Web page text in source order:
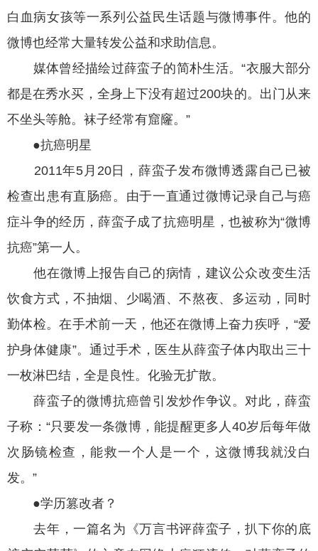
白血病女孩等一系列公益民生话题与微博事件。他的
微博也经常大量转发公益和求助信息。
媒体曾经描绘过薛蛮子的简朴生活。“衣服大部分
都是在秀水买，全身上下没有超过200块的。出门从来
不坐头等舱。袜子经常有窟窿。”
●抗癌明星
2011年5月20日，薛蛮子发布微博透露自己已被
检查出患有直肠癌。由于一直通过微博记录自己与癌
症斗争的经历，薛蛮子成了抗癌明星，也被称为“微博
抗癌”第一人。
他在微博上报告自己的病情，建议公众改变生活
饮食方式，不抽烟、少喝酒、不熬夜、多运动，同时
勤体检。在手术前一天，他还在微博上奋力疾呼，“爱
护身体健康”。通过手术，医生从薛蛮子体内取出三十
一枚淋巴结，全是良性。化验无扩散。
薛蛮子的微博抗癌曾引发炒作争议。对此，薛蛮
子称：“只要发一条微博，能提醒更多人40岁后每年做
次肠镜检查，能救一个人是一个，这微博我就没白
发。”
●学历篡改者？
去年，一篇名为《万言书评薛蛮子，扒下你的底